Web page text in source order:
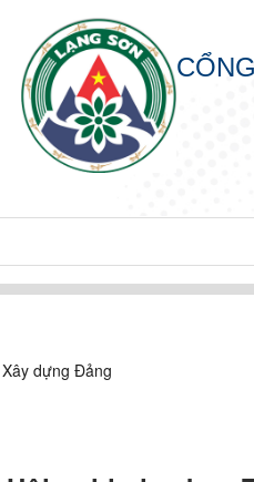
Xây dựng Đảng